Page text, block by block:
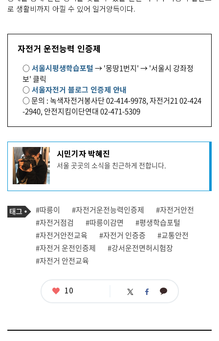
로 생활비까지 아낄 수 있어 일거양득이다.
자전거 운전능력 인증제
○서울시평생학습포털→ '몽땅1번지' → '서울시 강좌정
보' 클릭
○서울자전거 블로그 인증제 안내
○ 문의 : 녹색자전거봉사단 02-414-9978, 자전거21 02-424
-2940, 안전지킴이단연대 02-471-5309
기
사
작
성
자
프
필
시민기자 박혜진
서울 곳곳의 소식을 친근하게 전합니다.
사
관
련
태
그
태
그
#따릉이 #자전거운전능력인증제
#자전거안전
#자전거점검
#따릉이감면
#평생학습포털
#자전거안전교육
#자전거 인증증
#교통안전
#자전거 운전인증제
#강서운전면허시험장
#자전거 안전교육
좋
10 트 페 카